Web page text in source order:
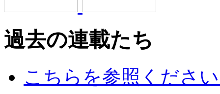
過去の連載たち
こちらを参照くださ